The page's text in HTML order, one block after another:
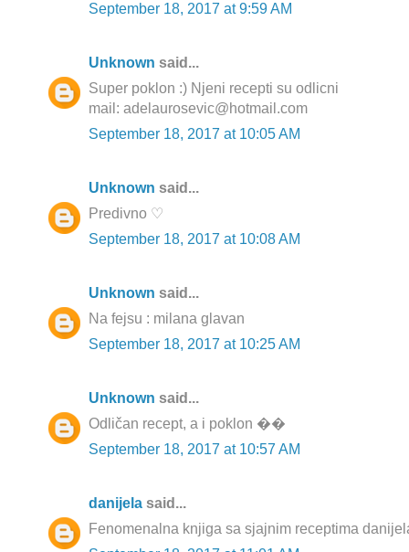
September 18, 2017 at 9:59 AM
Unknown said...
Super poklon :) Njeni recepti su odlicni
mail: adelaurosevic@hotmail.com
September 18, 2017 at 10:05 AM
Unknown said...
Predivno ♡
September 18, 2017 at 10:08 AM
Unknown said...
Na fejsu : milana glavan
September 18, 2017 at 10:25 AM
Unknown said...
Odličan recept, a i poklon ��
September 18, 2017 at 10:57 AM
danijela said...
Fenomenalna knjiga sa sjajnim receptima